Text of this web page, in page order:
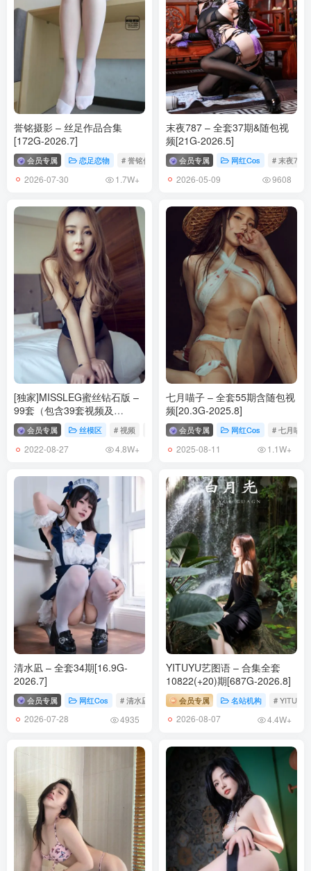
[5.30]
[IESS异思趣向] 2026.03.28 丝享家 2306 小九《肉丝包臀裙（上）》
[90P-126.8M]
[IESS异思趣向] 2026.03.27 丝享家 2305 秋秋《咖丝红高》[84P-
70.5M]
[5.28]
[IESS异思趣向] 2026.03.26 丝享家 2304 兔兔《拼接色黑丝》[86P-
110.1M]
[IESS异思趣向] 2026.03.25 丝享家 2303 婉萍《气质OL（上）》
[IESS异思趣向] 2026.03.24 丝享家 2302 小婕《蓝衣女神（上）》
[89P-132.9M]
[IESS异思趣向] 2026.03.23 丝享家 2301 婉萍《格纹嘿丝（下）》
[89P-118.1M]
[5.24]
[IESS异思趣向] 2026.03.22 丝享家 2300 美子《侧镂空红高》[87P-
76.5M]
[IESS异思趣向] 2026.03.21 丝享家 2299 小婕《紫色旗袍》[95P-
137.2M]
[5.22]
[IESS异思趣向] 2026.03.20 丝享家 2298 小九《衣帽间故事（下）》
[89P-71.7M]
[IESS异思趣向] 2026.03.19 丝享家 2297 小婕《蟒纹皮裙（下）》
[88P-80.4M]
[5.20]
[IESS异思趣向] 2026.03.18 丝享家 2296 兔兔《风情万种》[90P-
74.1M]
[IESS异思趣向] 2026.03.17 丝享家 2295 美子《裸足护肤》[104P-
98.8M]
[IESS异思趣向] 2026.03.16 丝享家 2294 婉萍《勾丝的肉丝》[92P-
100.3M]
[IESS异思趣向] 2026.03.15 丝享家 2293 小金《肉丝丫丫（上）》
[87P-79.1M]
[5.16]
誉铭摄影 – 丝足作品合集
[172G-2026.7]
会员专属 恋足恋物 # 誉铭传媒 # 誉铭摄影
2026-07-30 1.7W+
末夜787 – 全套37期&随包视
频[21G-2026.5]
会员专属 网红Cos # 末夜787
2026-05-09 9608
[独家]MISSLEG蜜丝钻石版 –
99套（包含39套视频及
VF/DV/V/M/N/H/F/众筹）
43.3G会员专属 丝模区 # 视频 # 丝袜
2022-08-27 4.8W+
七月喵子 – 全套55期含随包视
频[20.3G-2025.8]
会员专属 网红Cos # 七月喵子
2025-08-11 1.1W+
清水凪 – 全套34期[16.9G-
2026.7]
会员专属 网红Cos # 清水凪
2026-07-28 4935
YITUYU艺图语 – 合集全套
10822(+20)期[687G-2026.8]
会员专属 名站机构 # YITUYU
2026-08-07 4.4W+